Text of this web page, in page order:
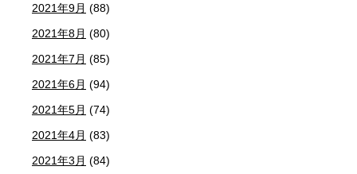
2021年9月 (88)
2021年8月 (80)
2021年7月 (85)
2021年6月 (94)
2021年5月 (74)
2021年4月 (83)
2021年3月 (84)